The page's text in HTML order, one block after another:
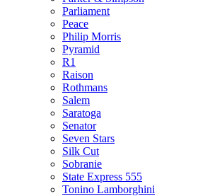
Parliament
Peace
Philip Morris
Pyramid
R1
Raison
Rothmans
Salem
Saratoga
Senator
Seven Stars
Silk Cut
Sobranie
State Express 555
Tonino Lamborghini